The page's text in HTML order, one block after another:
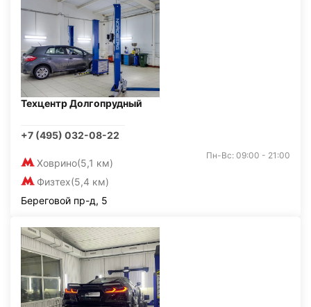
Техцентр Долгопрудный
+7 (495) 032-08-22
Ховрино(5,1 км)
Физтех(5,4 км)
Пн-Вс: 09:00 - 21:00
Береговой пр-д, 5